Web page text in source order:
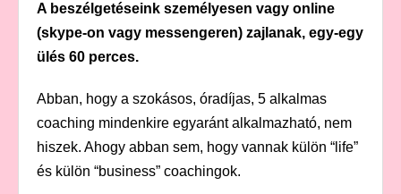
A beszélgetéseink személyesen vagy online
(skype-on vagy messengeren) zajlanak, egy-egy
ülés 60 perces.
Abban, hogy a szokásos, óradíjas, 5 alkalmas
coaching mindenkire egyaránt alkalmazható, nem
hiszek. Ahogy abban sem, hogy vannak külön “life”
és külön “business” coachingok.